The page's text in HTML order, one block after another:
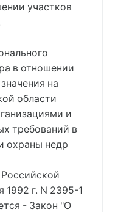
участков
в отношении
на
области
и
требований в
охраны недр
1992 г. N 2395-1
- Закон "О